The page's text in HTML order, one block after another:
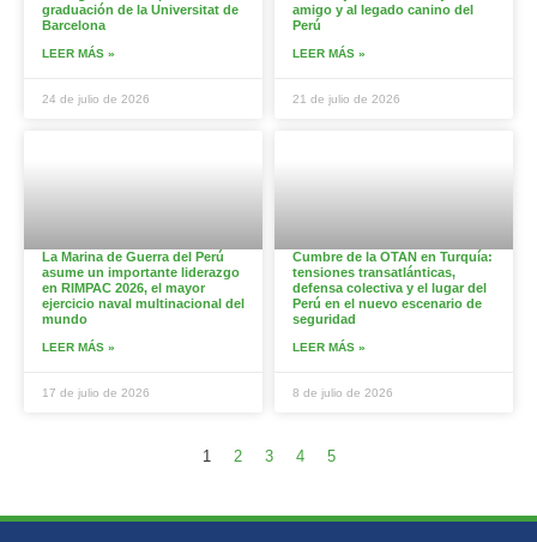
graduación de la Universitat de
Barcelona
LEER MÁS »
24 de julio de 2026
amigo y al legado canino del
Perú
LEER MÁS »
21 de julio de 2026
La Marina de Guerra del Perú
asume un importante liderazgo
en RIMPAC 2026, el mayor
ejercicio naval multinacional del
mundo
LEER MÁS »
17 de julio de 2026
Cumbre de la OTAN en Turquía:
tensiones transatlánticas,
defensa colectiva y el lugar del
Perú en el nuevo escenario de
seguridad
LEER MÁS »
8 de julio de 2026
1 2 3 4 5